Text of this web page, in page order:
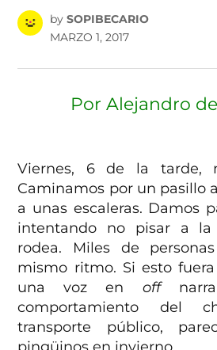
by SOPIBECARIO
MARZO 1, 2017
Por Alejandro
Viernes, 6 de la tarde,
Caminamos por un pasillo
a unas escaleras. Damos
intentando no pisar a
rodea. Miles de
mismo ritmo. Si esto
una voz en off
comportamiento del
transporte público,